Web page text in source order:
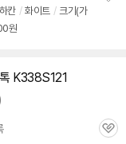
칸 / 화이트 / 크기(가
원
K338S121
관